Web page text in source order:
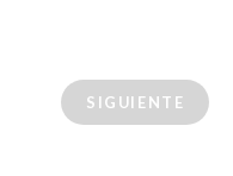
SIGUIENTE